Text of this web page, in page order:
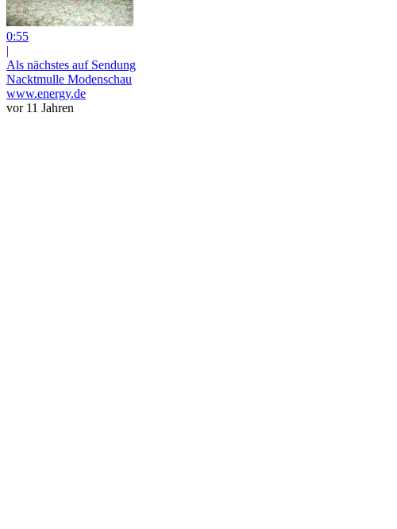
0:55
|
Als nächstes auf Sendung
Nacktmulle Modenschau
www.energy.de
vor 11 Jahren